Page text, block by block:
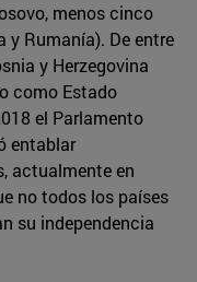
menos cinco
y Rumanía). De entre
y Herzegovina
como Estado
el Parlamento
entablar
actualmente en
no todos los países
su independencia